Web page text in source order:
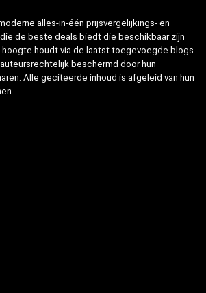
alles-in-één prijsvergelijkings- en
de beste deals biedt die beschikbaar zijn
hoogte houdt via de laatst toegevoegde blogs.
beschermd door hun
Alle geciteerde inhoud is afgeleid van hun